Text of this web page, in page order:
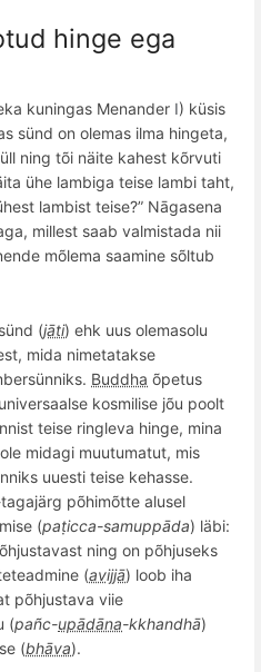
hinge ega
kuningas Menander I) küsis
sünd on olemas ilma hingeta,
ning tõi näite kahest kõrvuti
ita ühe lambiga teise lambi taht,
lambist teise?” Nāgasena
millest saab valmistada nii
mõlema saamine sõltub
(jāti) ehk uus olemasolu
mida nimetatakse
Buddha õpetus
kosmilise jõu poolt
teise ringleva hinge, mina
midagi muutumatut, mis
uuesti teise kehasse.
põhimõtte alusel
(paṭicca-samuppāda) läbi:
õhjustavast ning on põhjuseks
(avijjā) loob iha
põhjustava viie
(pañc-upādāna-kkhandhā)
(bhāva).